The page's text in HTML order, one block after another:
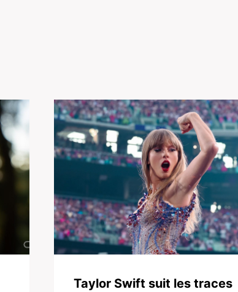
Taylor Swift suit les traces